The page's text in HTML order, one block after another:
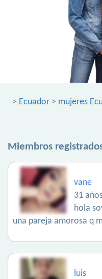
> Ecuador > mujeres
Miembros
vane
31
hola
una pareja amorosa q
luis